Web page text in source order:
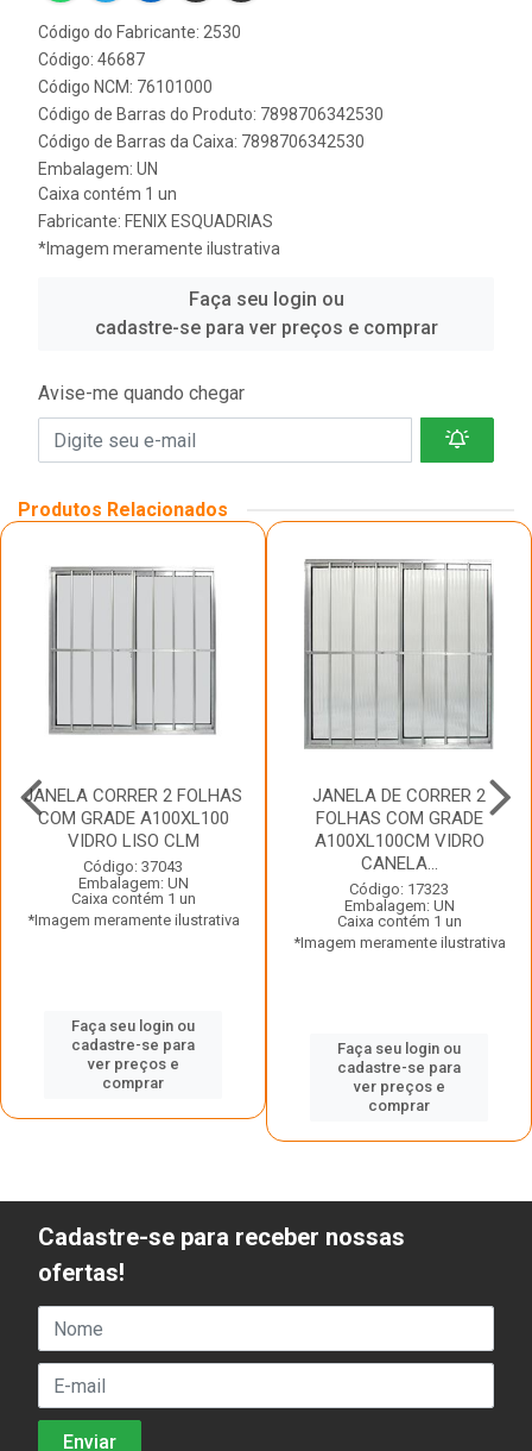
Código do Fabricante: 2530
Código: 46687
Código NCM: 76101000
Código de Barras do Produto: 7898706342530
Código de Barras da Caixa: 7898706342530
Embalagem: UN
Caixa contém 1 un
Fabricante: FENIX ESQUADRIAS
*Imagem meramente ilustrativa
Faça seu login ou
cadastre-se para ver preços e comprar
Avise-me quando chegar
Produtos Relacionados
JANELA CORRER 2 FOLHAS
COM GRADE A100XL100
VIDRO LISO CLM
Código: 37043
Embalagem: UN
Caixa contém 1 un
*Imagem meramente ilustrativa
Faça seu login ou
cadastre-se para
ver preços e
comprar
JANELA DE CORRER 2
FOLHAS COM GRADE
A100XL100CM VIDRO
CANELA...
Código: 17323
Embalagem: UN
Caixa contém 1 un
*Imagem meramente ilustrativa
Faça seu login ou
cadastre-se para
ver preços e
comprar
Cadastre-se para receber nossas
ofertas!